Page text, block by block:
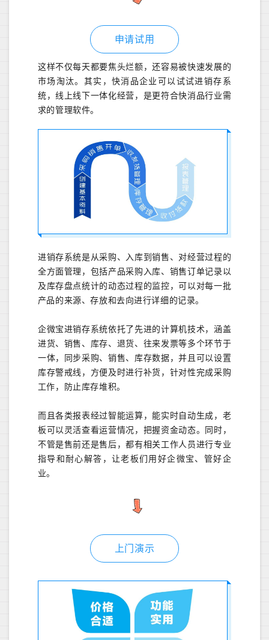
申请试用
这样不仅每天都要焦头烂额，还容易被快速发展的
市场淘汰。其实，快消品企业可以试试进销存系
统，线上线下一体化经营，是更符合快消品行业需
求的管理软件。
进销存系统是从采购、入库到销售、对经营过程的
全方面管理，包括产品采购入库、销售订单记录以
及库存盘点统计的动态过程的监控，可以对每一批
产品的来源、存放和去向进行详细的记录。
企微宝进销存系统依托了先进的计算机技术，涵盖
进货、销售、库存、退货、往来发票等多个环节于
一体，同步采购、销售、库存数据，并且可以设置
库存警戒线，方便及时进行补货，针对性完成采购
工作，防止库存堆积。
而且各类报表经过智能运算，能实时自动生成，老
板可以灵活查看运营情况，把握资金动态。同时，
不管是售前还是售后，都有相关工作人员进行专业
指导和耐心解答，让老板们用好企微宝、管好企
业。
上门演示